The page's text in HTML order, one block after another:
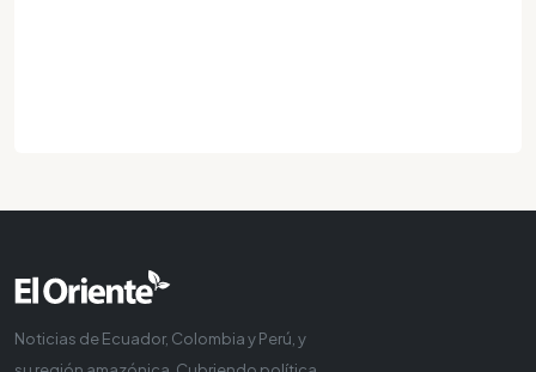
Noticias de Ecuador, Colombia y Perú, y